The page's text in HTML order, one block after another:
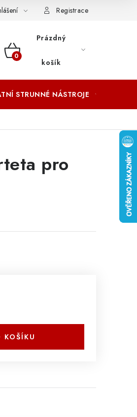
Registrace
NÁKUPNÍ
Prázdný
košík
STRUNNÉ NÁSTROJE
pro
KOŠÍKU